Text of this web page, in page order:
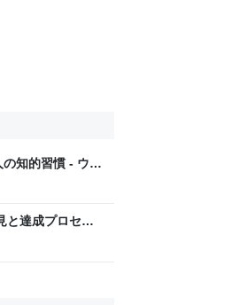
知的習慣 - ウワ
ング
と達成プロセス
ジカルシンキン